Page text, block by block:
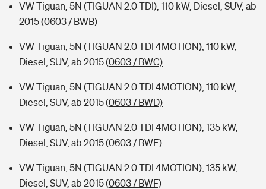
VW Tiguan, 5N (TIGUAN 2.0 TDI), 110 kW, Diesel, SUV, ab
2015(0603 / BWB)
VW Tiguan, 5N (TIGUAN 2.0 TDI 4MOTION), 110 kW,
Diesel, SUV, ab 2015(0603 / BWC)
VW Tiguan, 5N (TIGUAN 2.0 TDI 4MOTION), 110 kW,
Diesel, SUV, ab 2015(0603 / BWD)
VW Tiguan, 5N (TIGUAN 2.0 TDI 4MOTION), 135 kW,
Diesel, SUV, ab 2015(0603 / BWE)
VW Tiguan, 5N (TIGUAN 2.0 TDI 4MOTION), 135 kW,
Diesel, SUV, ab 2015(0603 / BWF)